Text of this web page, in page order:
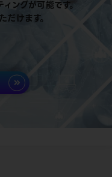
ングが可能です。
けます。